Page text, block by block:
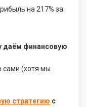
на 217% за
даём финансовую
сами (хотя мы
стратегию с